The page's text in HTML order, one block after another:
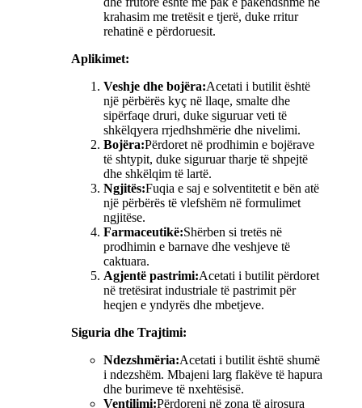
krahasim me tretësit e tjerë, duke rritur
rehatinë e përdoruesit.
Aplikimet:
Veshje dhe bojëra:Acetati i butilit është
një përbërës kyç në llaqe, smalte dhe
sipërfaqe druri, duke siguruar veti të
shkëlqyera rrjedhshmërie dhe nivelimi.
Bojëra:Përdoret në prodhimin e bojërave
të shtypit, duke siguruar tharje të shpejtë
dhe shkëlqim të lartë.
Ngjitës:Fuqia e saj e solventitetit e bën atë
një përbërës të vlefshëm në formulimet
ngjitëse.
Farmaceutikë:Shërben si tretës në
prodhimin e barnave dhe veshjeve të
caktuara.
Agjentë pastrimi:Acetati i butilit përdoret
në tretësirat industriale të pastrimit për
heqjen e yndyrës dhe mbetjeve.
Siguria dhe Trajtimi:
Ndezshmëria:Acetati i butilit është shumë
i ndezshëm. Mbajeni larg flakëve të hapura
dhe burimeve të nxehtësisë.
Ventilimi:Përdoreni në zona të ajrosura